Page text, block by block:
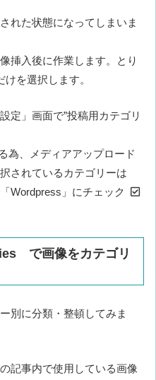
れた状態になってしまいま
挿入後に作業します。とり
を選択します。
定」画面で”投稿用カテゴリ
為、メディアアップロード
されているカテゴリーは
Wordpress」にチェック
で画像をカテゴリ
別に分類・整頓してみま
記事内で使用している画像